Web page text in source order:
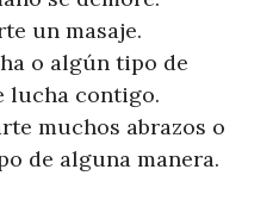
un masaje.
o algún tipo de
lucha contigo.
muchos abrazos o
de alguna manera.